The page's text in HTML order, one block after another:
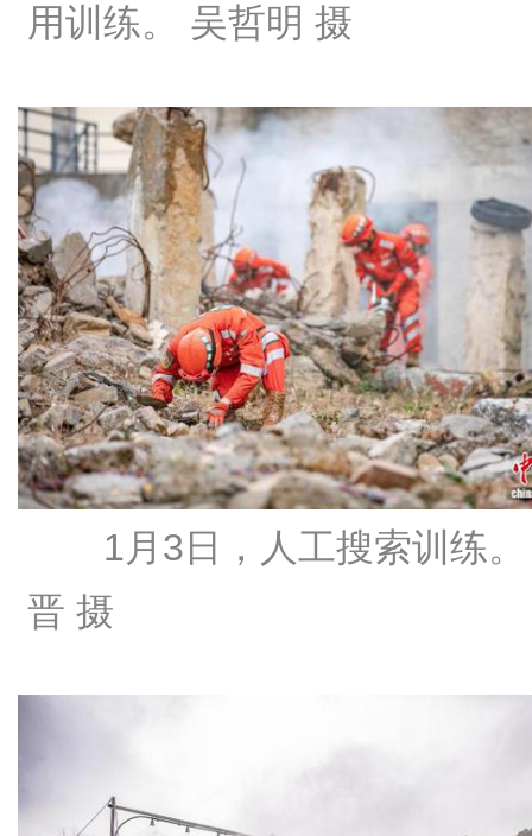
用训练。 吴哲明 摄
1月3日，人工搜索训练
晋 摄